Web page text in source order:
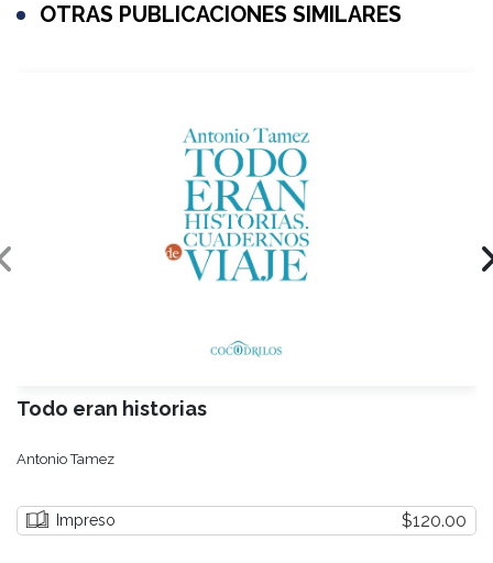
OTRAS PUBLICACIONES SIMILARES
Todo eran historias
Antonio Tamez
Impreso $120.00